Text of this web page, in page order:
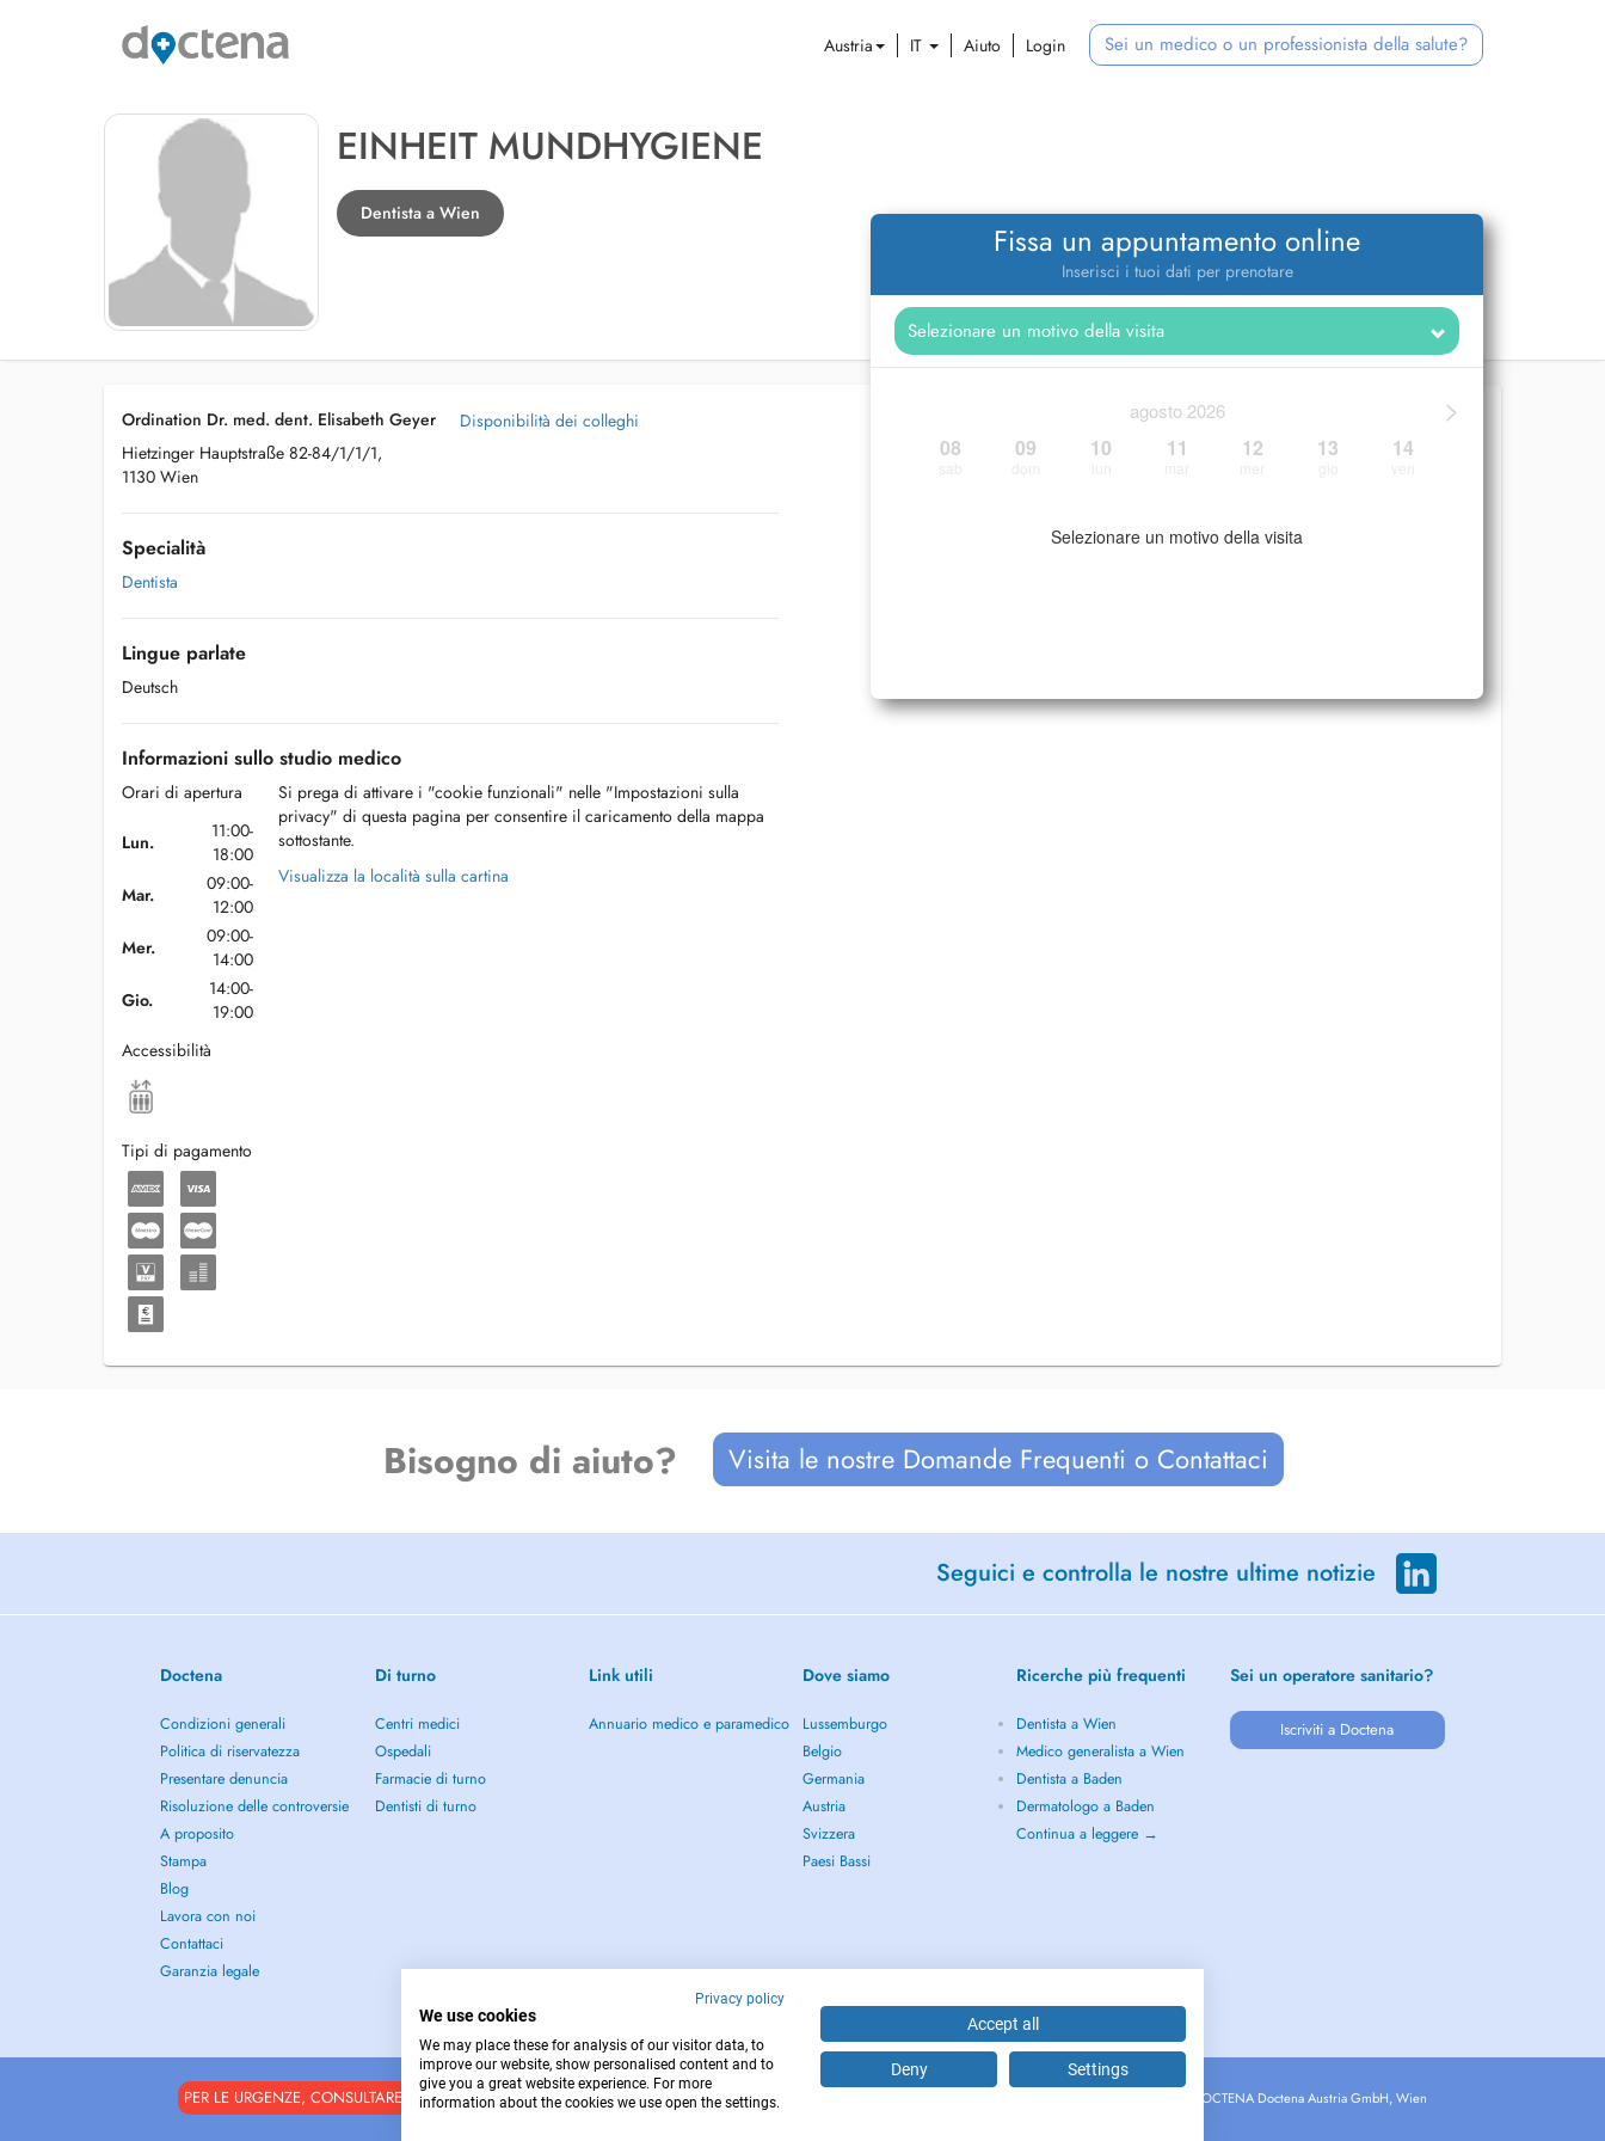
Austria IT Aiuto Login Sei un medico o un professionista della salute?
EINHEIT MUNDHYGIENE
Dentista a Wien
Fissa un appuntamento online
Inserisci i tuoi dati per prenotare
>
agosto 2026
08 09 10 11 12 13 14
Selezionare un motivo della visita
Ordination Dr. med. dent. Elisabeth Geyer
Hietzinger Hauptstraße 82-84/1/1/1,
1130 Wien
Disponibilità dei colleghi
Specialità
Dentista
Lingue parlate
Deutsch
Informazioni sullo studio medico
Orari di apertura
Lun.
11:00-
18:00
Mar.
09:00-
12:00
Mer.
09:00-
14:00
Gio.
14:00-
19:00
Accessibilità
Tipi di pagamento
Si prega di attivare i "cookie funzionali" nelle "Impostazioni sulla
privacy" di questa pagina per consentire il caricamento della mappa
sottostante.
Visualizza la località sulla cartina
Bisogno di aiuto? Visita le nostre Domande Frequenti o Contattaci
Seguici e controlla le nostre ultime notizie
Doctena
Condizioni generali
Politica di riservatezza
Presentare denuncia
Risoluzione delle controversie
A proposito
Stampa
Blog
Lavora con noi
Contattaci
Garanzia legale
Di turno
Centri medici
Ospedali
Farmacie di turno
Dentisti di turno
Link utili
Annuario medico e paramedico
Dove siamo
Lussemburgo
Belgio
Germania
Austria
Svizzera
Paesi Bassi
Ricerche più frequenti
Dentista a Wien
Medico generalista a Wien
Dentista a Baden
Dermatologo a Baden
Continua a leggere →
Sei un operatore sanitario?
Iscriviti a Doctena
PER LE URGENZE, CONSULTARE : 112 Copyright © 2026 - DOCTENA Doctena Austria GmbH, Wien
Privacy policy
We use cookies
We may place these for analysis of our visitor data, to
improve our website, show personalised content and to
give you a great website experience. For more
information about the cookies we use open the settings.
Accept all
Deny Settings